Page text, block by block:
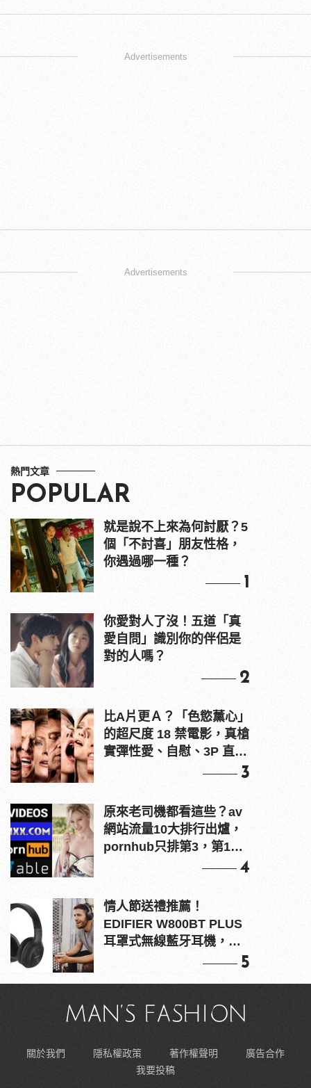
Advertisements
Advertisements
熱門文章
POPULAR
就是說不上來為何討厭？5
個「不討喜」朋友性格，
你遇過哪一種？
1
你愛對人了沒！五道「真
愛自問」識別你的伴侶是
對的人嗎？
2
比A片更Ａ？「色慾薰心」
的超尺度 18 禁電影，真槍
實彈性愛、自慰、3P 直接
3
原來老司機都看這些？av
網站流量10大排行出爐，
pornhub只排第3，第1名
4
情人節送禮推薦！
EDIFIER W800BT PLUS
耳罩式無線藍牙耳機，在
5
關於我們 隱私權政策 著作權聲明
廣告合作
我要投稿